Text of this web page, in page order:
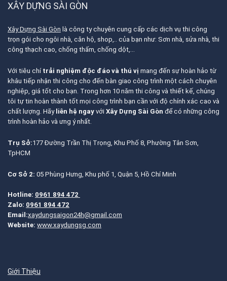
XÂY DỰNG SÀI GÒN
Xây Dựng Sài Gòn là công ty chuyên cung cấp các dịch vụ thi công
trọn gói cho ngôi nhà, căn hộ, shop,.. của bạn như: Sơn nhà, sửa nhà, thi
công thạch cao, chống thấm, chống dột,…
Với tiêu chí trải nghiệm độc đáo và thú vị mang đến sự hoàn hảo từ
khâu tiếp nhận thi công cho đến bàn giao công trình một cách chuyên
nghiệp, giá tốt cho bạn. Trong hơn 10 năm thi công và thiết kế, chúng
tôi tự tin hoàn thành tốt mọi công trình bạn cần với độ chính xác cao và
chất lượng. Hãy liên hệ ngay với Xây Dựng Sài Gòn để có những công
trình hoàn hảo và ưng ý nhất.
Trụ Sở:177 Đường Trần Thị Trọng, Khu Phố 8, Phường Tân Sơn,
TpHCM
Cơ Sở 2: 05 Phùng Hưng, Khu phố 1, Quận 5, Hồ Chí Minh
Hotline: 0961 894 472
Zalo: 0961 894 472
Email:xaydungsaigon24h@gmail.com
Website: www.xaydungsg.com
Giới Thiệu